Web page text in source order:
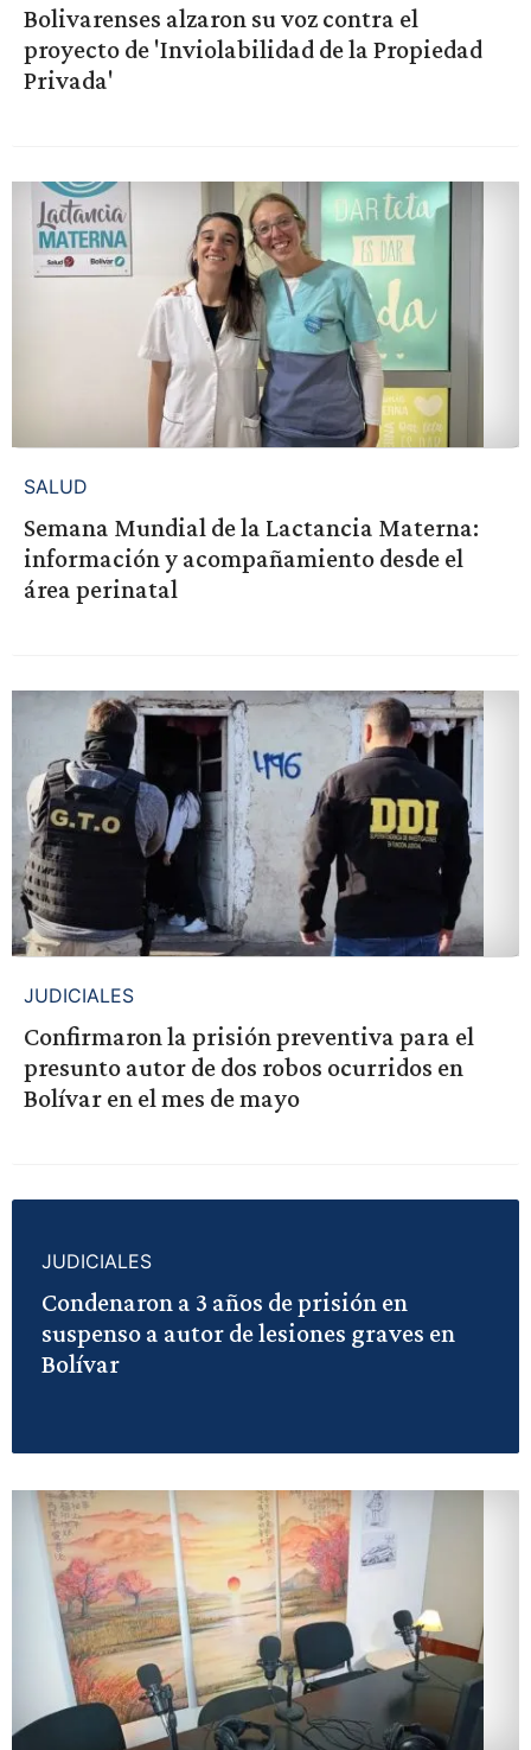
Bolivarenses alzaron su voz contra el
proyecto de 'Inviolabilidad de la Propiedad
Privada'
SALUD
Semana Mundial de la Lactancia Materna:
información y acompañamiento desde el
área perinatal
JUDICIALES
Confirmaron la prisión preventiva para el
presunto autor de dos robos ocurridos en
Bolívar en el mes de mayo
JUDICIALES
Condenaron a 3 años de prisión en
suspenso a autor de lesiones graves en
Bolívar